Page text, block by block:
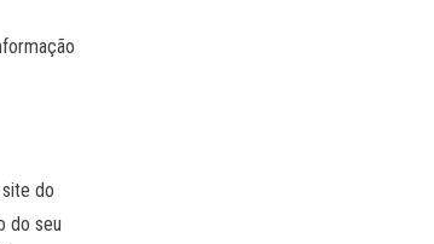
do
do seu